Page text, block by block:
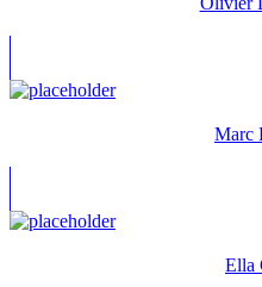
Marc
Ella